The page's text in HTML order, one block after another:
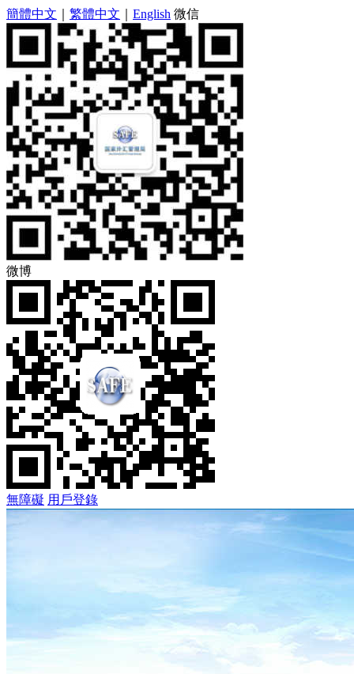
簡體中文 繁體中文 English 微信
微博
無障礙 用戶登錄